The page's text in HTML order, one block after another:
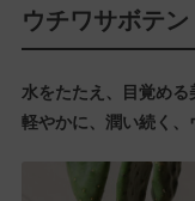
ウチワサボテ
水をたたえ、目覚める
軽やかに、潤い続く